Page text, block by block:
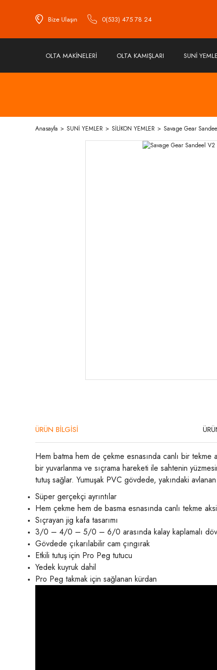
Bize Ulaşın 0(533) 475 78 24
OLTA MAKİNELERİ OLTA KAMIŞLARI SUNİ
Anasayfa SUNİ YEMLER SİLİKON YEMLER Savage Gear
ÜRÜN BİLGİSİ
Hem batma hem de çekme esnasında canlı bir tekme
bir yuvarlanma ve sıçrama hareketi ile sahtenin
tutuş sağlar. Yumuşak PVC gövdede, yakındaki
Süper gerçekçi ayrıntılar
Hem çekme hem de basma esnasında canlı tekme
Sıçrayan jig kafa tasarımı
3/0 – 4/0 – 5/0 – 6/0 arasında kalay kaplamalı
Gövdede çıkarılabilir cam çıngırak
Etkili tutuş için Pro Peg tutucu
Yedek kuyruk dahil
Pro Peg takmak için sağlanan kürdan